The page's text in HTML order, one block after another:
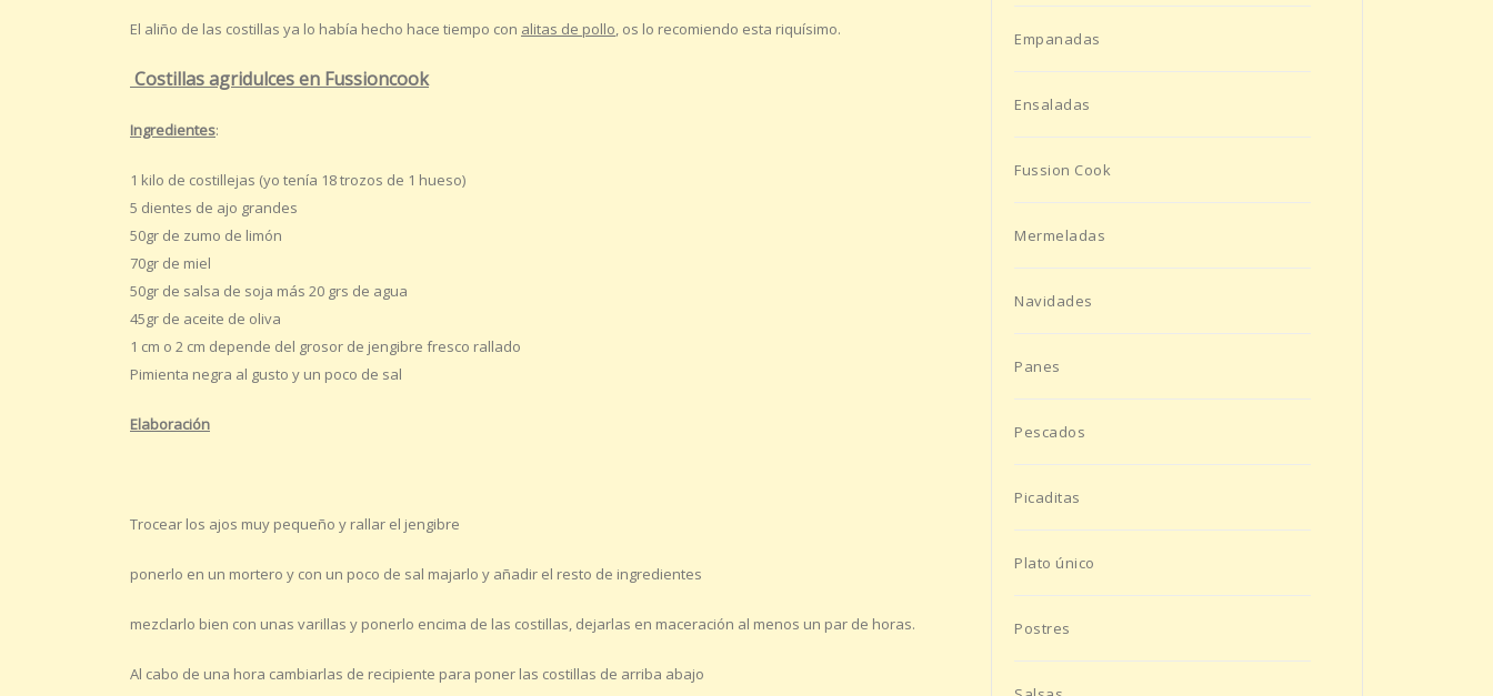
El aliño de las costillas ya lo había hecho hace tiempo con alitas de pollo, os lo recomiendo esta riquísimo.
Costillas agridulces en Fussioncook
Ingredientes:
1 kilo de costillejas (yo tenía 18 trozos de 1 hueso)
5 dientes de ajo grandes
50gr de zumo de limón
70gr de miel
50gr de salsa de soja más 20 grs de agua
45gr de aceite de oliva
1 cm o 2 cm depende del grosor de jengibre fresco rallado
Pimienta negra al gusto y un poco de sal
Elaboración
Trocear los ajos muy pequeño y rallar el jengibre
ponerlo en un mortero y con un poco de sal majarlo y añadir el resto de ingredientes
mezclarlo bien con unas varillas y ponerlo encima de las costillas, dejarlas en maceración al menos un par de horas.
Al cabo de una hora cambiarlas de recipiente para poner las costillas de arriba abajo
Empanadas
Ensaladas
Fussion Cook
Mermeladas
Navidades
Panes
Pescados
Picaditas
Plato único
Postres